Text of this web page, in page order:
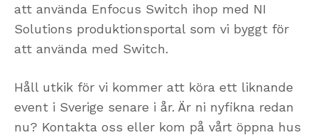
att använda Enfocus Switch ihop med NI
Solutions produktionsportal som vi byggt för
att använda med Switch.
Håll utkik för vi kommer att köra ett liknande
event i Sverige senare i år. Är ni nyfikna redan
nu? Kontakta oss eller kom på vårt öppna hus